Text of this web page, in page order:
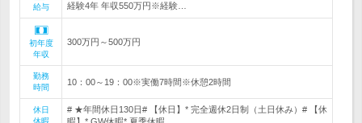
給与
経験4年 年収550万円※経験…
初年度
年収
300万円～500万円
勤務
時間
10：00～19：00※実働7時間※休憩2時間
休日
休暇
# ★年間休日130日# 【休日】* 完全週休2日制（土日休み）# 【休